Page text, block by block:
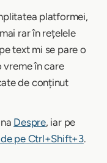
platformei,
rar în rețelele
text mi se pare o
în care
de conținut
Despre, iar pe
pe Ctrl+Shift+3.